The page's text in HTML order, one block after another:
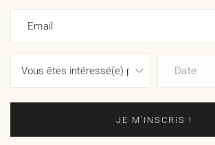
Email
Date
JE M'INSCRIS !